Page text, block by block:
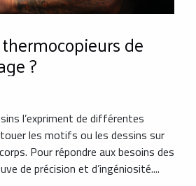
de
?
l’expriment de différentes
les motifs ou les dessins sur
Pour répondre aux besoins des
de précision et d’ingéniosité....